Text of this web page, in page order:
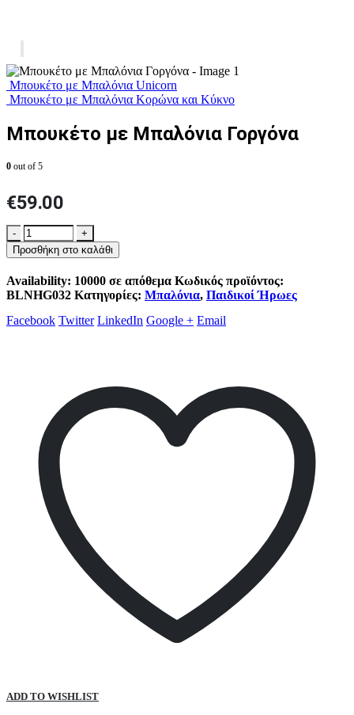
Μπουκέτο με Μπαλόνια Unicorn
Μπουκέτο με Μπαλόνια Κορώνα και Κύκνο
Μπουκέτο με Μπαλόνια Γοργόνα
0 out of 5
€59.00
-
+
Προσθήκη στο καλάθι
Availability: 10000 σε απόθεμα Κωδικός προϊόντος:
BLNHG032 Κατηγορίες: Μπαλόνια, Παιδικοί Ήρωες
Facebook Twitter LinkedIn Google + Email
ADD TO WISHLIST